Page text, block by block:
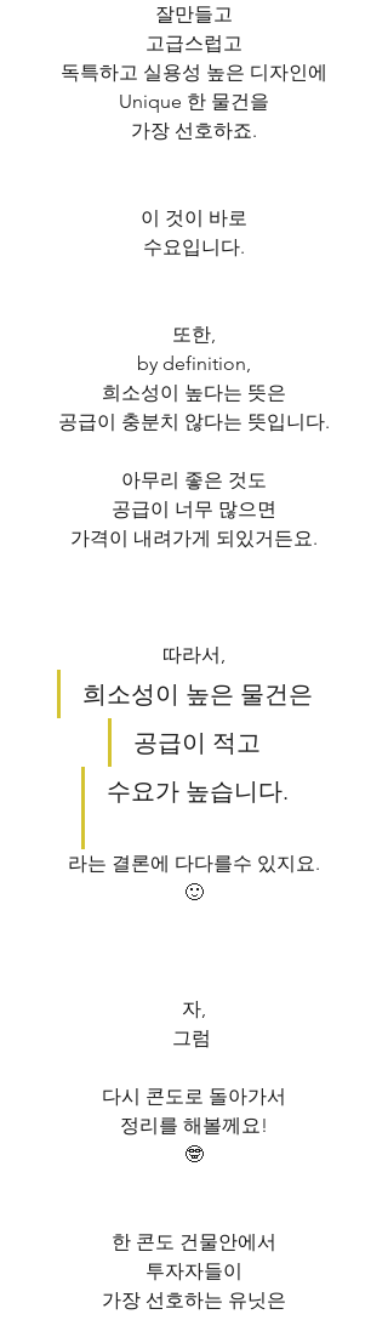
잘만들고
고급스럽고
독특하고 실용성 높은 디자인에
Unique 한 물건을
가장 선호하죠.
이 것이 바로
수요입니다.
또한,
by definition,
희소성이 높다는 뜻은
공급이 충분치 않다는 뜻입니다.
아무리 좋은 것도
공급이 너무 많으면
가격이 내려가게 되있거든요.
따라서,
희소성이 높은 물건은
공급이 적고
수요가 높습니다.
라는 결론에 다다를수 있지요.
🙂
자,
그럼
다시 콘도로 돌아가서
정리를 해볼께요!
🤓
한 콘도 건물안에서
투자자들이
가장 선호하는 유닛은